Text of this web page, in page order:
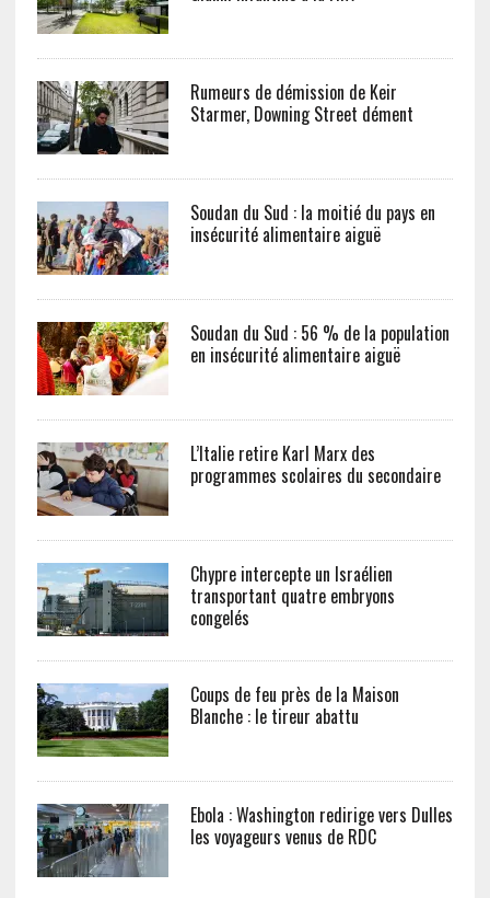
Rumeurs de démission de Keir
Starmer, Downing Street dément
Soudan du Sud : la moitié du pays en
insécurité alimentaire aiguë
Soudan du Sud : 56 % de la population
en insécurité alimentaire aiguë
L’Italie retire Karl Marx des
programmes scolaires du secondaire
Chypre intercepte un Israélien
transportant quatre embryons
congelés
Coups de feu près de la Maison
Blanche : le tireur abattu
Ebola : Washington redirige vers Dulles
les voyageurs venus de RDC